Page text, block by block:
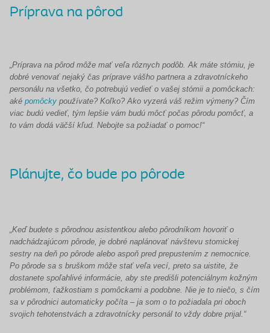
Príprava na pôrod
„Príprava na pôrod môže mať veľa rôznych podôb. Ak máte stómiu, je
dobré venovať nejaký čas príprave vášho partnera a zdravotníckeho
personálu na všetko, čo potrebujú vedieť o vašej stómii a pomôckach:
aké pomôcky používate? Koľko? Ako vyzerá váš režim výmeny? Čím
viac budú vedieť, tým lepšie vám budú môcť počas pôrodu pomôcť, a
to vám dodá väčší kľud. Nebojte sa požiadať o pomoc!“
Plánujte, čo bude po pôrode
„Keď budete s pôrodnou asistentkou alebo pôrodníkom hovoriť o
nadchádzajúcom pôrode, je dobré naplánovať návštevu stomickej
sestry na deň po pôrode alebo aspoň pred prepustením z nemocnice.
Po pôrode sa s bruškom môže stať veľa vecí, preto sa uistite, že
dostanete spoľahlivé informácie, aby ste predišli potenciálnym kožným
problémom, ťažkostiam s pomôckami a podobne. Nie je to niečo, s čím
sa v pôrodnici automaticky počíta – ja som o to požiadala pri oboch
svojich tehotenstvách a zdravotnícky personál to vždy dobre prijal.“